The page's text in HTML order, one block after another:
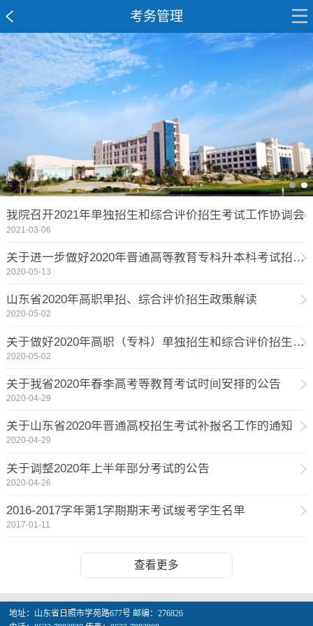
考务管理
我院召开2021年单独招生和综合评价招生考试工作协调会
2021-03-06
关于进一步做好2020年普通高等教育专科升本科考试招生工作的通知
2020-05-13
山东省2020年高职单招、综合评价招生政策解读
2020-05-02
关于做好2020年高职（专科）单独招生和综合评价招生工作的通知
2020-05-02
关于我省2020年春季高考等教育考试时间安排的公告
2020-04-29
关于山东省2020年普通高校招生考试补报名工作的通知
2020-04-29
关于调整2020年上半年部分考试的公告
2020-04-26
2016-2017学年第1学期期末考试缓考学生名单
2017-01-11
查看更多
地址：山东省日照市学苑路677号 邮编：276826